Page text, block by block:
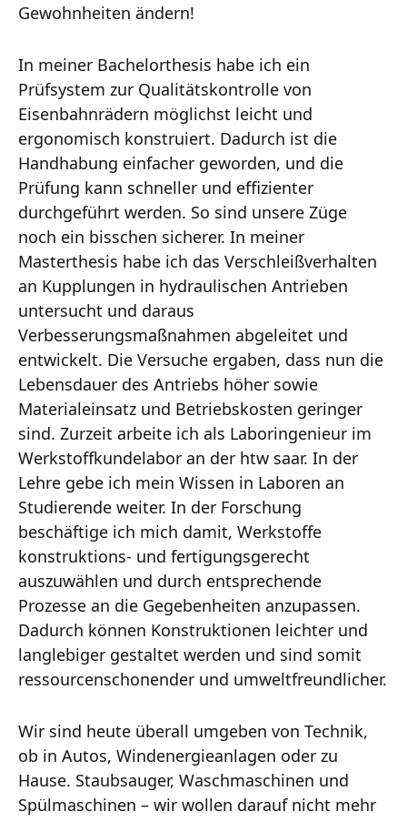
Gewohnheiten ändern!
In meiner Bachelorthesis habe ich ein
Prüfsystem zur Qualitätskontrolle von
Eisenbahnrädern möglichst leicht und
ergonomisch konstruiert. Dadurch ist die
Handhabung einfacher geworden, und die
Prüfung kann schneller und effizienter
durchgeführt werden. So sind unsere Züge
noch ein bisschen sicherer. In meiner
Masterthesis habe ich das Verschleißverhalten
an Kupplungen in hydraulischen Antrieben
untersucht und daraus
Verbesserungsmaßnahmen abgeleitet und
entwickelt. Die Versuche ergaben, dass nun die
Lebensdauer des Antriebs höher sowie
Materialeinsatz und Betriebskosten geringer
sind. Zurzeit arbeite ich als Laboringenieur im
Werkstoffkundelabor an der htw saar. In der
Lehre gebe ich mein Wissen in Laboren an
Studierende weiter. In der Forschung
beschäftige ich mich damit, Werkstoffe
konstruktions- und fertigungsgerecht
auszuwählen und durch entsprechende
Prozesse an die Gegebenheiten anzupassen.
Dadurch können Konstruktionen leichter und
langlebiger gestaltet werden und sind somit
ressourcenschonender und umweltfreundlicher.
Wir sind heute überall umgeben von Technik,
ob in Autos, Windenergieanlagen oder zu
Hause. Staubsauger, Waschmaschinen und
Spülmaschinen – wir wollen darauf nicht mehr